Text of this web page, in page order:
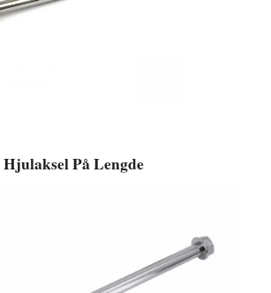
Hjulaksel På Lengde